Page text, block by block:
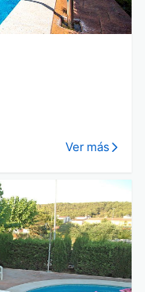
Ver más